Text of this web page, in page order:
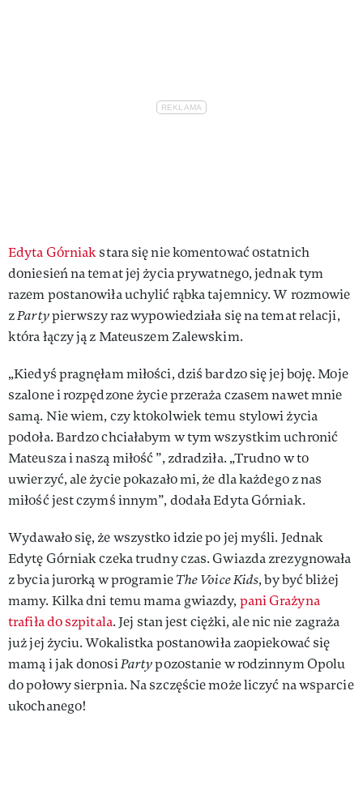
Edyta Górniakstara się nie komentować ostatnich
doniesień na temat jej życia prywatnego, jednak tym
razem postanowiła uchylić rąbka tajemnicy. W rozmowie
zPartypierwszy raz wypowiedziała się na temat relacji,
która łączy ją z Mateuszem Zalewskim.
„Kiedyś pragnęłam miłości, dziś bardzo się jej boję. Moje
szalone i rozpędzone życie przeraża czasem nawet mnie
samą. Nie wiem, czy ktokolwiek temu stylowi życia
podoła. Bardzo chciałabym w tym wszystkim uchronić
Mateusza i naszą miłość ”, zdradziła. „Trudno w to
uwierzyć, ale życie pokazało mi, że dla każdego z nas
miłość jest czymś innym”, dodała Edyta Górniak.
Wydawało się, że wszystko idzie po jej myśli. Jednak
Edytę Górniak czeka trudny czas. Gwiazda zrezygnowała
z bycia jurorką w programieThe Voice Kids, by być bliżej
mamy. Kilka dni temu mama gwiazdy, pani Grażyna
trafiła do szpitala. Jej stan jest ciężki, ale nic nie zagraża
już jej życiu. Wokalistka postanowiła zaopiekować się
mamą i jak donosiPartypozostanie w rodzinnym Opolu
do połowy sierpnia. Na szczęście może liczyć na wsparcie
ukochanego!